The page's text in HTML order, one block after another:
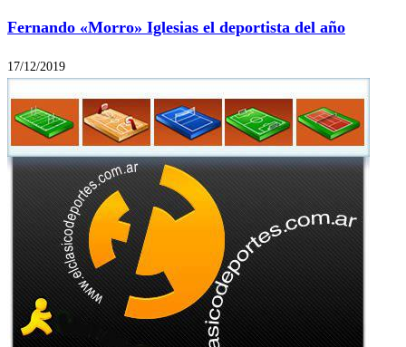
Fernando «Morro» Iglesias el deportista del año
17/12/2019